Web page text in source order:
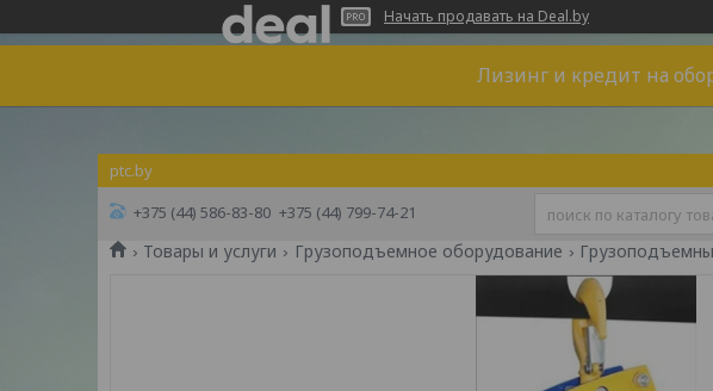
Начать продавать на Deal.by
Лизинг и кредит на
ptc.by
+375 (44) 586-83-80 +375 (44) 799-74-21
Товары и услуги Грузоподъемное оборудование